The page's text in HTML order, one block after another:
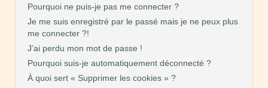
Pourquoi ne puis-je pas me connecter ?
Je me suis enregistré par le passé mais je ne peux plus
me connecter ?!
J’ai perdu mon mot de passe !
Pourquoi suis-je automatiquement déconnecté ?
À quoi sert « Supprimer les cookies » ?